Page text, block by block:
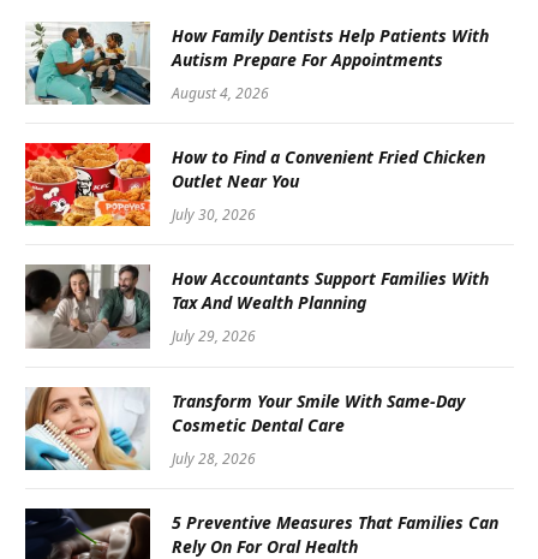
How Family Dentists Help Patients With
Autism Prepare For Appointments
August 4, 2026
How to Find a Convenient Fried Chicken
Outlet Near You
July 30, 2026
How Accountants Support Families With
Tax And Wealth Planning
July 29, 2026
Transform Your Smile With Same-Day
Cosmetic Dental Care
July 28, 2026
5 Preventive Measures That Families Can
Rely On For Oral Health